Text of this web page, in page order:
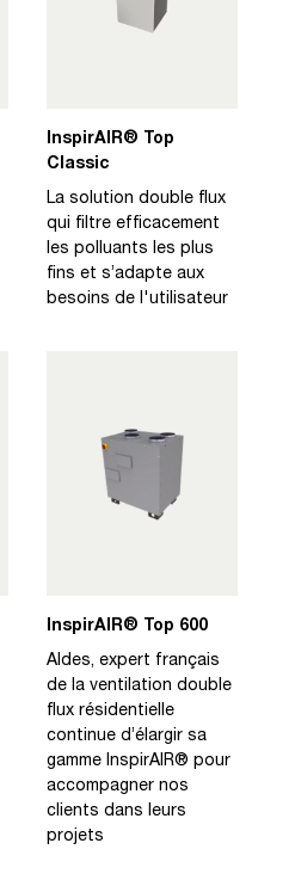
InspirAIR® Top
Classic
La solution double flux
qui filtre efficacement
les polluants les plus
fins et s’adapte aux
besoins de l'utilisateur
InspirAIR® Top 600
Aldes, expert français
de la ventilation double
flux résidentielle
continue d’élargir sa
gamme InspirAIR® pour
accompagner nos
clients dans leurs
projets